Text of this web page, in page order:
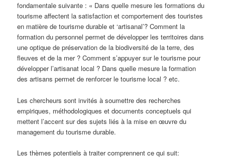
fondamentale suivante : « Dans quelle mesure les formations du
tourisme affectent la satisfaction et comportement des touristes
en matière de tourisme durable et ‘artisanal’? Comment la
formation du personnel permet de développer les territoires dans
une optique de préservation de la biodiversité de la terre, des
fleuves et de la mer ? Comment s’appuyer sur le tourisme pour
développer l’artisanat local ? Dans quelle mesure la formation
des artisans permet de renforcer le tourisme local ? etc.
Les chercheurs sont invités à soumettre des recherches
empiriques, méthodologiques et documents conceptuels qui
mettent l’accent sur des sujets liés à la mise en œuvre du
management du tourisme durable.
Les thèmes potentiels à traiter comprennent ce qui suit: